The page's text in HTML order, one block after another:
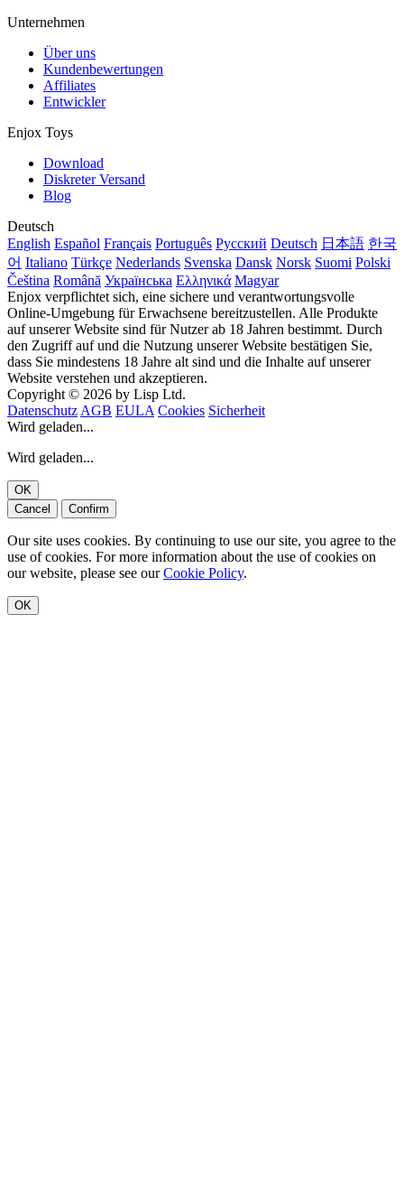
Unternehmen
Über uns
Kundenbewertungen
Affiliates
Entwickler
Enjox Toys
Download
Diskreter Versand
Blog
Deutsch
English Español Français Português Русский Deutsch 日本語 한국
어 Italiano Türkçe Nederlands Svenska Dansk Norsk Suomi Polski
Čeština Română Українська Ελληνικά Magyar
Enjox verpflichtet sich, eine sichere und verantwortungsvolle
Online-Umgebung für Erwachsene bereitzustellen. Alle Produkte
auf unserer Website sind für Nutzer ab 18 Jahren bestimmt. Durch
den Zugriff auf und die Nutzung unserer Website bestätigen Sie,
dass Sie mindestens 18 Jahre alt sind und die Inhalte auf unserer
Website verstehen und akzeptieren.
Copyright © 2026 by Lisp Ltd.
Datenschutz AGB EULA Cookies Sicherheit
Wird geladen...
Wird geladen...
OK
Cancel
Confirm
Our site uses cookies. By continuing to use our site, you agree to the
use of cookies. For more information about the use of cookies on
our website, please see ourCookie Policy.
OK